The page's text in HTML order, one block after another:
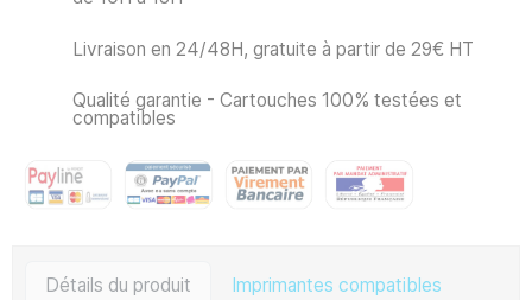
Livraison en 24/48H, gratuite à partir de 29€ HT
Qualité garantie - Cartouches 100% testées et
compatibles
Détails du produit Imprimantes compatibles